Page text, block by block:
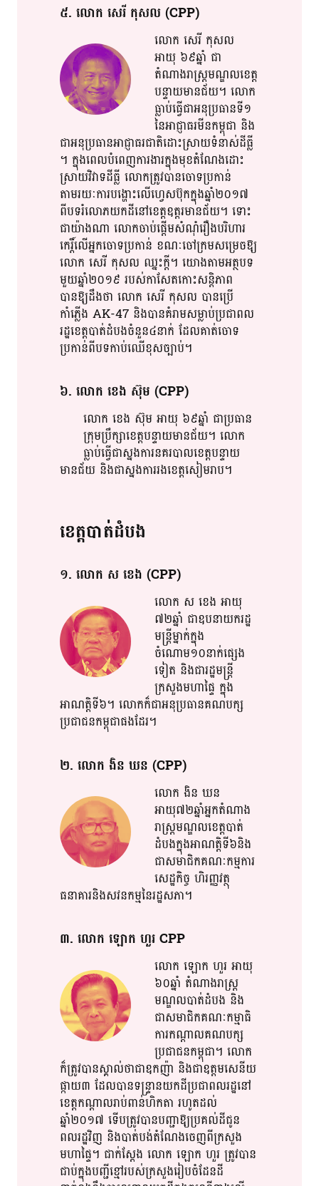
៥​. លោក​ សេរី​ កុសល​ (CPP)
លោក​ សេរី​ កុសល​
អាយុ​ ៦៩ឆ្នាំ​ ជា​
តំណាងរាស្ត្រ​​មណ្ឌល​​ខេត្ត​
បន្ទាយមានជ័យ​។​ លោក​
ធ្លាប់ធ្វើ​ជា​​អនុ​ប្រ​​ធាន​​​ទី១​
នៃ​អាជ្ញាធរ​មីន​កម្ពុជា​ និង​
ជា​អនុប្រធាន​អាជ្ញា​​ធរ​​ជាតិ​​ដោះស្រាយ​ទំនាស់​ដីធ្លី​
។​ ក្នុង​ពេល​បំពេញការងារ​​ក្នុង​​មុខតំណែង​ដោះ
ស្រាយ​វិវាទ​ដីធ្លី​​ លោក​ត្រូវ​បាន​ចោទប្រកាន់​​
តាមរយៈ​ការ​​បង្ហោះ​​លើ​ហ្វេ​សប៊ុ​ក​ក្នុង​ឆ្នាំ២០១៧​
ពី​បទ​រំលោភ​យក​ដី​នៅ​ខេត្ត​ឧត្តរ​មាន​​ជ័យ​។​ ទោះ​​
ជា​​​យ៉ាងណា​ លោក​ចាប់ផ្តើម​​សំណុំរឿង​បរិហារ​
កេរ្តិ៍​លើ​អ្នកចោទ​ប្រកាន់​​ ខណៈ​​ចៅ​​​ក្រម​​សម្រេច​ឱ្យ​
លោក​ សេរី​ កុសល​ ឈ្នះក្ដី​។​ យោង​តាម​អត្ថបទ​
មួយឆ្នាំ២០១៩​ របស់​កាសែត​កោះសន្តិភាព​
បានឱ្យ​ដឹង​ថា​ លោក​ សេរី​ កុសល​ បាន​ប្រើ​
កាំភ្លើង​ AK-47 និង​បាន​គំរាម​សម្លាប់​ប្រជា​​ពល​​
រដ្ឋ​ខេត្តបាត់ដំបង​ចំនួន៤នាក់​ ដែល​គាត់​ចោទ
ប្រកាន់​ពី​បទ​កាប់​ឈើ​ខុសច្បាប់​។​
៦​. លោក​ ខេង​ ស៊ុម​ (CPP)
លោក​ ខេង​ ស៊ុម​ អាយុ​ ៦៩ឆ្នាំ​ ជា​ប្រធាន​​
ក្រុមប្រឹក្សា​​ខេត្ត​​​បន្ទាយមានជ័យ​។​ លោក​​
ធ្លាប់​​ធ្វើជា​ស្នងការ​នគរ​​បាល​​​ខេត្ត​បន្ទាយ
មានជ័យ​ និង​ជា​ស្នងការ​រង​ខេត្ត​សៀម​​រាប​។​
ខេត្តបាត់ដំបង​
១​. លោក​ ស​ ខេង​ (CPP)
លោក​ ស​ ខេង​ អាយុ​
៧២ឆ្នាំ​ ជា​ឧបនាយក​រដ្ឋ​​
មន្ត្រី​​ម្នាក់​​ក្នុង​​
ចំណោម១០នាក់​​​ផ្សេង
ទៀត​ និង​​ជារ​ដ្ឋ​មន្ត្រី​
ក្រសួង​​មហា​​ផ្ទៃ​ ក្នុង​
អាណត្តិ​ទី៦​។​ លោក​​ក៏​ជា​អនុប្រធាន​​គណបក្ស​​
ប្រជាជន​កម្ពុជា​ផង​ដែរ​។​
២​. លោក​ ងិន​ ឃន​ (CPP)
លោក​ ងិន​ ឃន​
អាយុ៧២ឆ្នាំ​អ្នកតំណាង​
រាស្ត្រ​មណ្ឌល​​ខេត្ត​​​បាត់
ដំបង​ក្នុង​អាណត្តិ​ទី៦និង​
ជាស​មា​ជិ​ក​គណៈ​​កម្ម​​ការ​​​​​
សេដ្ឋកិច្ច​ ហិរញ្ញវត្ថុ​
ធនាគារ​និង​សវនកម្ម​នៃ​​រដ្ឋ​​សភា​​។​
៣​. លោក​ ឡោក​ ហួរ​ CPP
លោក​ ឡោក​ ហួរ​ អាយុ​
៦០ឆ្នាំ​ តំណាងរាស្ត្រ​
មណ្ឌល​​បាត់​​​ដំបង​ និង​
ជាស​មា​ជិ​ក​គណៈ​​កម្មា​ធិ
ការ​កណ្តាល​​គណ​​បក្ស​
ប្រជាជន​កម្ពុជា​។​ លោក​
ក៏​ត្រូវ​បាន​ស្គាល់​​ថា​​ជា​​ឧកញ៉ា​ និង​ជា​ឧត្តម​សេនីយ​
ផ្កាយ៣​ ដែល​បាន​​ទន្ទ្រាន​​យក​​ដី​​ប្រជាពលរដ្ឋ​នៅ​​
ខេត្តកណ្តាល​រាប់ពាន់​ហិ​ក​តា​ រហូតដល់​
ឆ្នាំ២០១៧​ ទើប​​ត្រូវ​​បាន​បញ្ជា​ឱ្យ​ប្រគល់​ដី​ជូន​
ពលរដ្ឋ​វិញ​ និង​បាត់បង់​តំណែង​​ចេញពី​ក្រ​​សួង​​
មហា​​ផ្ទៃ​​។​ ជាក់ស្តែង​ លោក​ ឡោក​ ហួរ​ ត្រូវ​បាន​
ជាប់​ក្នុង​បញ្ជីខ្មៅ​​របស់​​ក្រ​​សួង​រៀបចំ​​ដែនដី​